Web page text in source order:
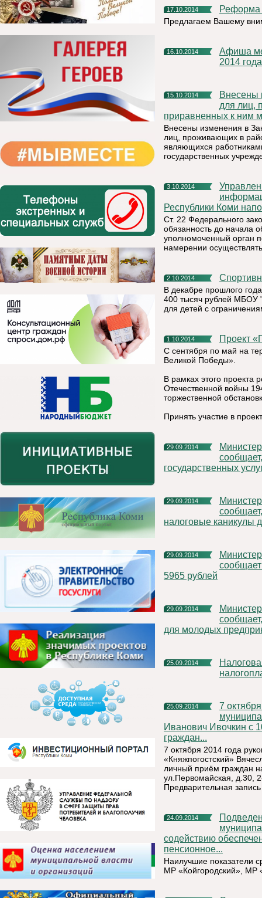
17.10.2014
Предлагаем Вашему
16.10.2014
Афиша мероприятий, которые будут проведены в ноябре
2014
15.10.2014
Внесены изменения в Закон РК «О гарантиях и компенсациях
для лиц,
приравненных к ним
Внесены изменения в
лиц, проживающих в
являющихся
государственных
3.10.2014
Управление Федеральной службы по надзору в сфере связи,
Республики Коми
Ст. 22 Федерального
обязанность до начала
уполномоченный орган
намерении
2.10.2014
В декабре прошлого
400 тысяч рублей МБОУ
для детей с
1.10.2014 Проект
С сентября по май на
Великой Победы».
В рамках этого проекта
Отечественной войны
торжественной
Принять участие в
29.09.2014
Министерство экономического развития Республики Коми
государственных
29.09.2014
Министерство экономического развития Республики Коми
налоговые каникулы
29.09.2014
Министерство экономического развития Республики Коми
5965 рублей
29.09.2014
Министерство экономического развития Республики Коми
для молодых
25.09.2014
Налоговая служба проводит Дни открытых дверей для
25.09.2014
7 октября 2014 года руководитель администрации
Иванович Ивочкин с
граждан...
7 октября 2014 года
«Княжпогостский»
личный приём граждан
ул.Первомайская, д.30,
Предварительная
24.09.2014
Подведены промежуточные итоги конкурса «Лучшее
содействию
пенсионное...
Наилучшие показатели
МР «Койгородский», МР